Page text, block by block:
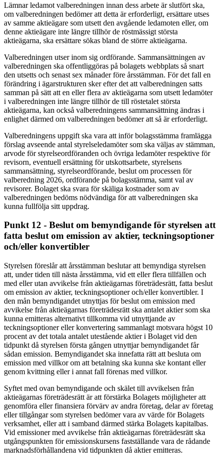
Lämnar ledamot valberedningen innan dess arbete är slutfört ska,
om valberedningen bedömer att detta är erforderligt, ersättare utses
av samme aktieägare som utsett den avgående ledamoten eller, om
denne aktieägare inte längre tillhör de röstmässigt största
aktieägarna, ska ersättare sökas bland de större aktieägarna.
Valberedningen utser inom sig ordförande. Sammansättningen av
valberedningen ska offentliggöras på bolagets webbplats så snart
den utsetts och senast sex månader före årsstämman. För det fall en
förändring i ägarstrukturen sker efter det att valberedningen satts
samman på sätt att en eller flera av aktieägarna som utsett ledamöter
i valberedningen inte längre tillhör de till röstetalet största
aktieägarna, kan också valberedningens sammansättning ändras i
enlighet därmed om valberedningen bedömer att så är erforderligt.
Valberedningens uppgift ska vara att inför bolagsstämma framlägga
förslag avseende antal styrelseledamöter som ska väljas av stämman,
arvode för styrelseordföranden och övriga ledamöter respektive för
revisorn, eventuell ersättning för utskottsarbete, styrelsens
sammansättning, styrelseordförande, beslut om processen för
valberedning 2026, ordförande på bolagsstämma, samt val av
revisorer. Bolaget ska svara för skäliga kostnader som av
valberedningen bedöms nödvändiga för att valberedningen ska
kunna fullfölja sitt uppdrag.
Punkt 12 - Beslut om bemyndigande för styrelsen att
fatta beslut om emission av aktier, teckningsoptioner
och/eller konvertibler
Styrelsen föreslår att årsstämman beslutar att bemyndiga styrelsen
att, under tiden till nästa årsstämma, vid ett eller flera tillfällen och
med eller utan avvikelse från aktieägarnas företrädesrätt, fatta beslut
om emission av aktier, teckningsoptioner och/eller konvertibler. I
den mån bemyndigandet utnyttjas för beslut om emission med
avvikelse från aktieägarnas företrädesrätt ska antalet aktier som ska
kunna emitteras alternativt tillkomma vid utnyttjande av
teckningsoptioner eller konvertering sammanlagt motsvara högst 10
procent av det totala antalet utestående aktier i Bolaget vid den
tidpunkt då styrelsen första gången utnyttjar bemyndigandet får
sådan emission. Bemyndigandet ska innefatta rätt att besluta om
emission med villkor om att betalning ska kunna ske kontant eller
genom kvittning eller i annat fall förenas med villkor.
Syftet med ovan bemyndigande och skälet till avvikelsen från
aktieägarnas företrädesrätt är att förstärka Bolagets möjligheter att
genomföra eller finansiera förvärv av andra företag, delar av företag
eller tillgångar som styrelsen bedömer vara av värde för Bolagets
verksamhet, eller att i samband därmed stärka Bolagets kapitalbas.
Vid emissioner med avvikelse från aktieägarnas företrädesrätt ska
utgångspunkten för emissionskursens fastställande vara de rådande
marknadsförhållandena vid tidpunkten då aktier emitteras.